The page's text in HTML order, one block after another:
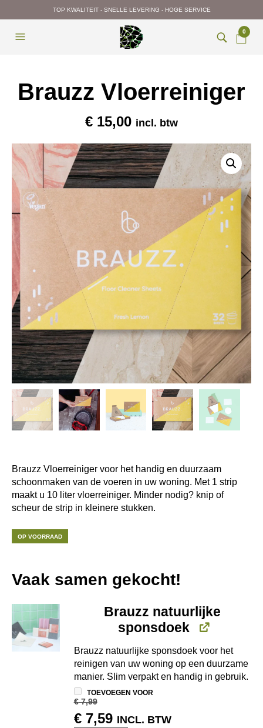
TOP KWALITEIT - SNELLE LEVERING - HOGE SERVICE
0
Brauzz Vloerreiniger
€ 15,00 incl. btw
Brauzz Vloerreiniger voor het handig en duurzaam
schoonmaken van de voeren in uw woning. Met 1 strip
maakt u 10 liter vloerreiniger. Minder nodig? knip of
scheur de strip in kleinere stukken.
OP VOORRAAD
Vaak samen gekocht!
Brauzz natuurlijke
sponsdoek
Brauzz natuurlijke sponsdoek voor het
reinigen van uw woning op een duurzame
manier. Slim verpakt en handig in gebruik.
TOEVOEGEN VOOR
€7,99
OORSPRONKELIJKE
€7,59HUIDIGE
INCL. BTW